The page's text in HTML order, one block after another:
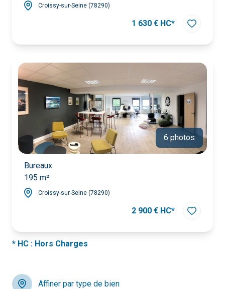
Croissy-sur-Seine (78290)
1 630 € HC*
6 photos
Bureaux
195 m²
Croissy-sur-Seine (78290)
2 900 € HC*
* HC : Hors Charges
Affiner par type de bien